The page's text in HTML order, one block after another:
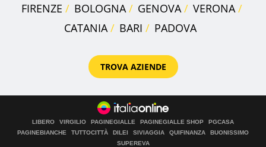
FIRENZE
BOLOGNA GENOVA
VERONA
CATANIA
BARI PADOVA
TROVA AZIENDE
LIBERO VIRGILIO PAGINEGIALLE PAGINEGIALLE SHOP
PGCASA
PAGINEBIANCHE
TUTTOCITTÀ DILEI SIVIAGGIA QUIFINANZA
BUONISSIMO
SUPEREVA